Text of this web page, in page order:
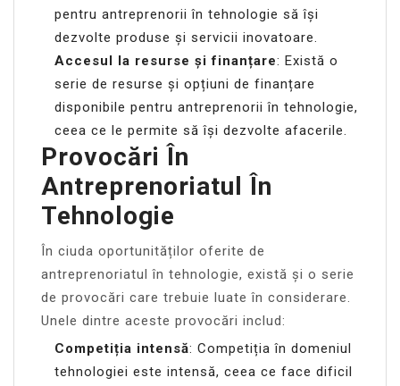
pentru antreprenorii în tehnologie să își
dezvolte produse și servicii inovatoare.
Accesul la resurse și finanțare: Există o
serie de resurse și opțiuni de finanțare
disponibile pentru antreprenorii în tehnologie,
ceea ce le permite să își dezvolte afacerile.
Provocări În
Antreprenoriatul În
Tehnologie
În ciuda oportunităților oferite de
antreprenoriatul în tehnologie, există și o serie
de provocări care trebuie luate în considerare.
Unele dintre aceste provocări includ:
Competiția intensă: Competiția în domeniul
tehnologiei este intensă, ceea ce face dificil